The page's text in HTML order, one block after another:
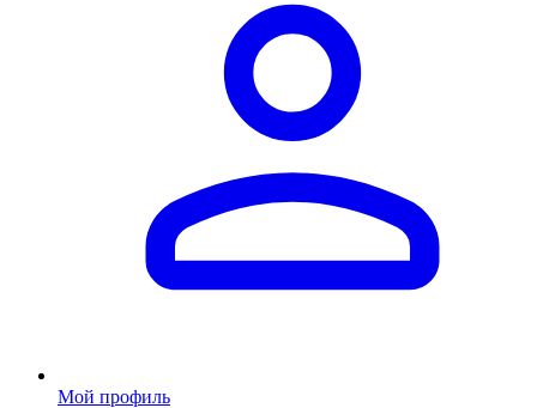
Мой профиль